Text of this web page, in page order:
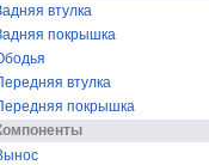
втулка
покрышка
втулка
покрышка